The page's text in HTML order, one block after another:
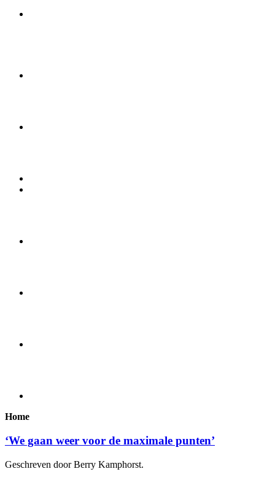
Home
‘We gaan weer voor de maximale punten’
Geschreven door Berry Kamphorst.